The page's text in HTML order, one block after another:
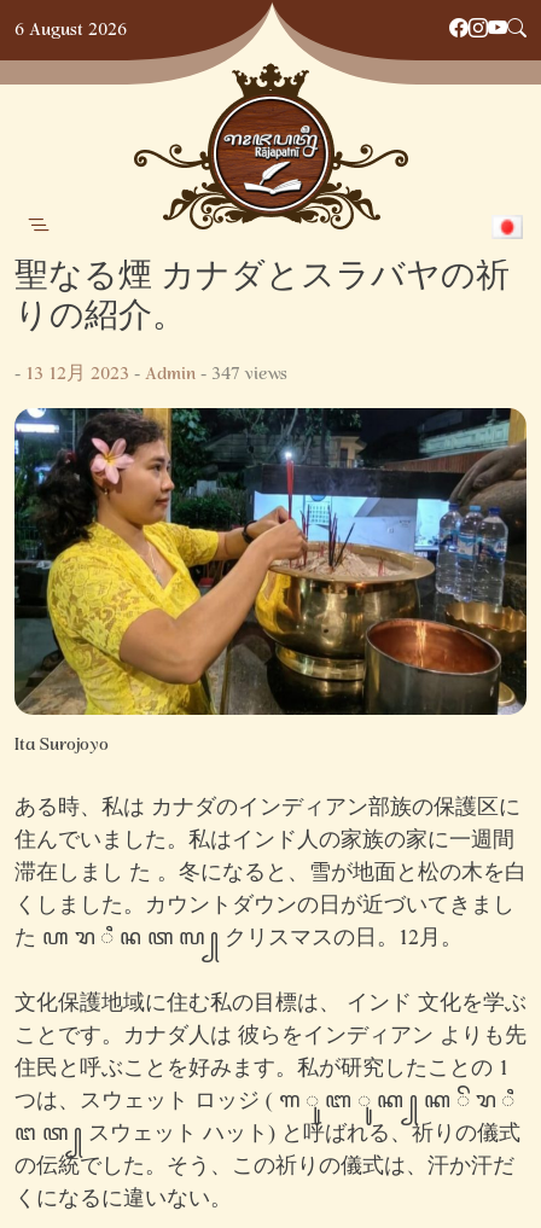
Skip
to
content
6 August 2026
聖なる煙 カナダとスラバヤの祈
りの紹介。
-13 12月 2023-Admin- 347 views
Ita Surojoyo
ある時、私は カナダのインディアン部族の保護区に
住んでいました。私はインド人の家族の家に一週間
滞在しまし た 。冬になると、雪が地面と松の木を白
くしました。カウントダウンの日が近づいてきまし
た ꦲ ꦫ ꦶ ꦤ ꦠ ꦭ ꧀ クリスマスの日。12月。
文化保護地域に住む私の目標は、 インド 文化を学ぶ
ことです。カナダ人は 彼らをインディアン よりも先
住民と呼ぶことを好みます。私が研究したことの 1
つは、スウェット ロッジ ( ꦒ ꦸ ꦧ ꦸ ꦏ ꧀ ꦏ ꦼ ꦫ ꦶ
ꦔ ꦠ ꧀ スウェット ハット) と呼ばれる、祈りの儀式
の伝統でした。そう、この祈りの儀式は、汗か汗だ
くになるに違いない。